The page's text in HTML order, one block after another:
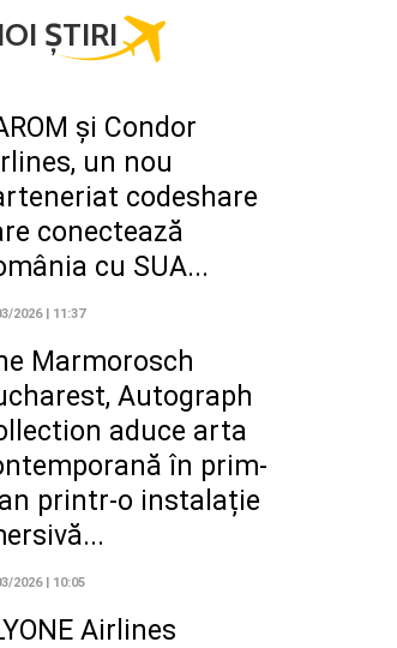
ȘTIRI
şi Condor
un nou
codeshare
conectează
cu SUA...
2026 | 11:37
Marmorosch
Autograph
aduce arta
în prim-
printr-o instalație
2026 | 10:05
Airlines